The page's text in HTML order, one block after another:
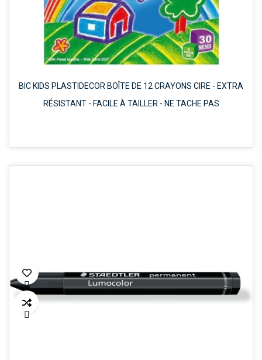
BIC KIDS PLASTIDECOR BOÎTE DE 12 CRAYONS CIRE - EXTRA
RÉSISTANT - FACILE À TAILLER - NE TACHE PAS

